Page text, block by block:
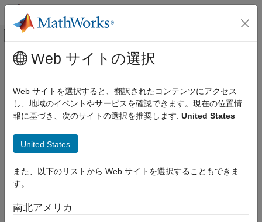
コンテンツへスキップ
オフキャンバス ナビゲーション メ
ドキュメンテーションのホーム
Image Processing Toolbox
ハイパースペクトル イメージ処理
nfindr
構文
説明
入力引数
メインコンテンツ
nfindr
N-FINDR を使用したエンドメンバー シグネチャの抽出
構文
endmembers = nfindr(inputData,numEndmembers)
endmembers = nfindr(inputData,numEndmembers,Name=Value)
説明
Web サイトの選択
Web サイトを選択すると、翻訳されたコンテンツにアクセス
し、地域のイベントやサービスを確認できます。現在の位置情
報に基づき、次のサイトの選択を推奨します: United States
United States
また、以下のリストから Web サイトを選択することもできま
す。
南北アメリカ